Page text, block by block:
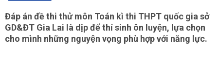
Đáp án đề thi thử môn Toán kì thi THPT quốc gia sở
GD&ĐT Gia Lai là dịp để thí sinh ôn luyện, lựa chọn
cho mình những nguyện vọng phù hợp với năng lực.